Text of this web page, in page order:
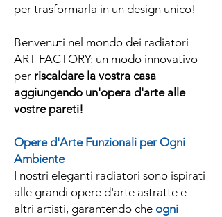
per trasformarla in un design unico!
Benvenuti nel mondo dei radiatori
ART FACTORY: un modo innovativo
per riscaldare la vostra casa
aggiungendo un'opera d'arte alle
vostre pareti!
Opere d'Arte Funzionali per Ogni
Ambiente
I nostri eleganti radiatori sono ispirati
alle grandi opere d'arte astratte e
altri artisti, garantendo che ogni